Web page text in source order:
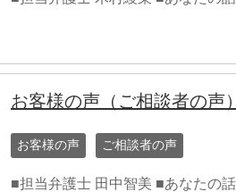
お客様の声（ご相談者の声
お客様の声 ご相談者の声
■担当弁護士 田中智美 ■あなたの